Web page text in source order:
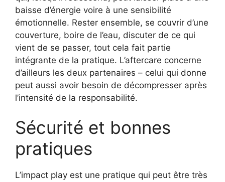
baisse d’énergie voire à une sensibilité
émotionnelle. Rester ensemble, se couvrir d’une
couverture, boire de l’eau, discuter de ce qui
vient de se passer, tout cela fait partie
intégrante de la pratique. L’aftercare concerne
d’ailleurs les deux partenaires – celui qui donne
peut aussi avoir besoin de décompresser après
l’intensité de la responsabilité.
Sécurité et bonnes
pratiques
L’impact play est une pratique qui peut être très